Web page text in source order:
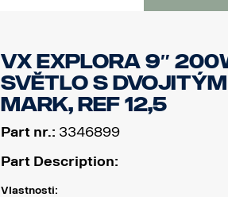
VX EXPLORA 9″
SVĚTLO S
MARK, REF 12,5
Part nr.: 3346899
Part Description:
Vlastnosti: